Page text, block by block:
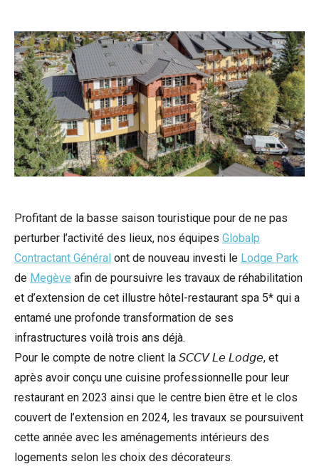
Profitant de la basse saison touristique pour de ne pas
perturber l’activité des lieux, nos équipes Globalp
Contractant Général ont de nouveau investi le Lodge Park
de Megève afin de poursuivre les travaux de réhabilitation
et d’extension de cet illustre hôtel-restaurant spa 5* qui a
entamé une profonde transformation de ses
infrastructures voilà trois ans déjà.
Pour le compte de notre client la 𝘚𝘊𝘊𝘝 𝘓𝘦 𝘓𝘰𝘥𝘨𝘦, et
après avoir conçu une cuisine professionnelle pour leur
restaurant en 2023 ainsi que le centre bien être et le clos
couvert de l’extension en 2024, les travaux se poursuivent
cette année avec les aménagements intérieurs des
logements selon les choix des décorateurs.